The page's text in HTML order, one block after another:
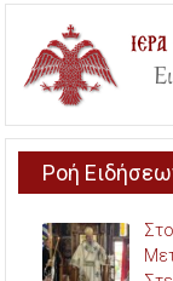
Ροή